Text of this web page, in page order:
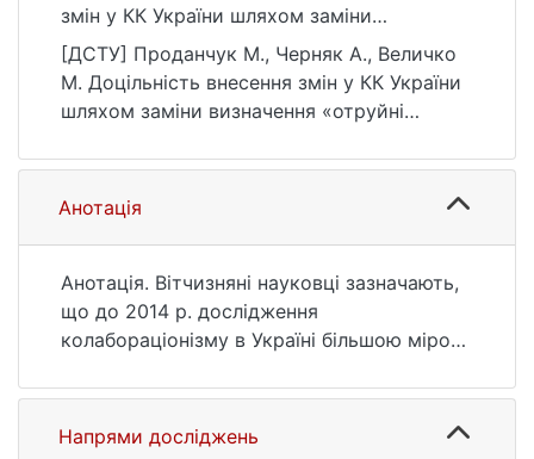
змін у КК України шляхом заміни
визначення «отруйні речовини» на
«високотоксичні речовини» відповідно до
законодавства ЄС. Вісник кримінального
https://doi.org/10.17721/2413-5372.2023.1-
[ДСТУ] Проданчук М., Черняк А., Величко
М. Доцільність внесення змін у КК України
шляхом заміни визначення «отруйні
відповідно до законодавства ЄС. Вісник
кримінального судочинства. 2023. № 1. С.
120—131. DOI: 10.17721/2413-5372.2023.1-
Анотація
Анотація. Вітчизняні науковці зазначають,
що до 2014 р. дослідження
колабораціонізму в Україні більшою мірою
було предметом вивчення істориками, а
не юристами. Історичні аспекти
колабораційної діяльності і
Напрями досліджень